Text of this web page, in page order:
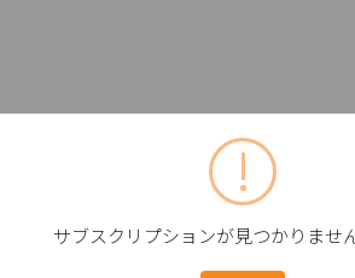
サブスクリプションが見つかりませ